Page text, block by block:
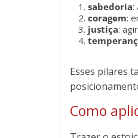
sabedoria:
coragem:
justiça:
Esses pilares
Como